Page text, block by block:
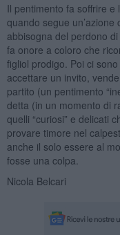
Il pentimento fa soffrire e
quando segue
abbisogna del perdono
fa onore a coloro che
figliol prodigo. Poi ci
accettare un invito,
partito (un pentimento
detta (in un momento di
quelli “curiosi” e delicati
provare timore nel
anche il solo essere al
fosse una colpa.
Nicola Belcari